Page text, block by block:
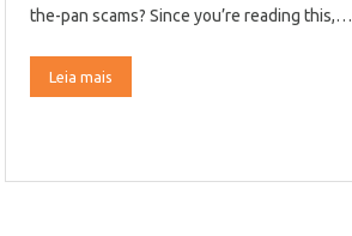
the-pan scams? Since you’re reading this,…
Leia mais